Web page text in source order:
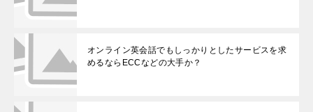
オンライン英会話でもしっかりとしたサービスを求
めるならECCなどの大手か？